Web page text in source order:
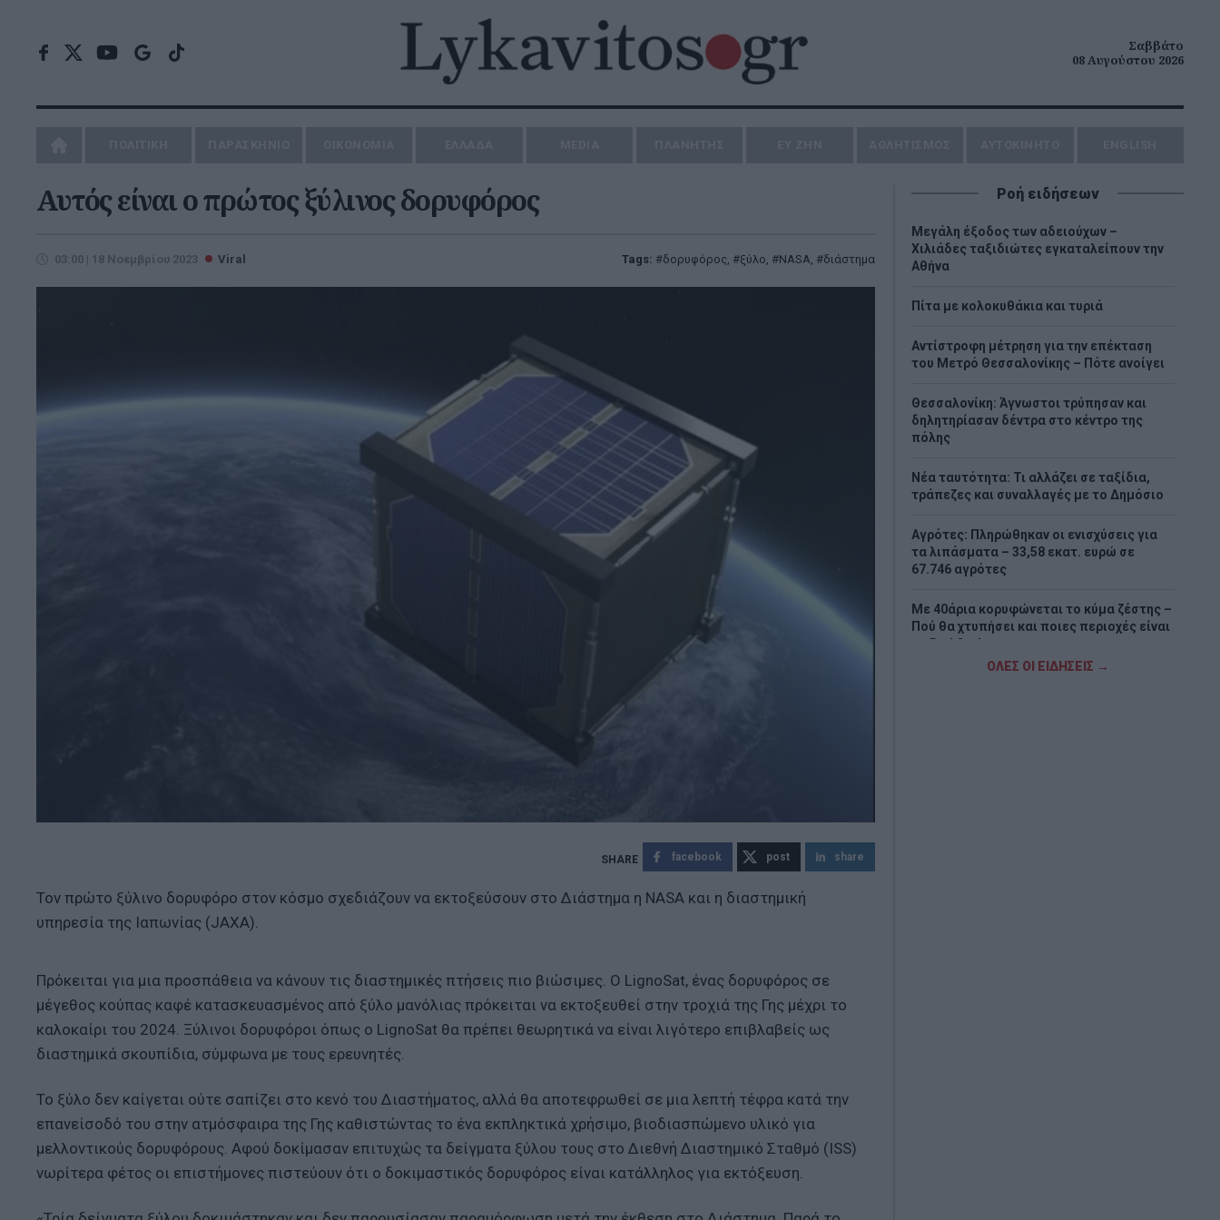
Σαββάτο
08 Αυγούστου 2026
Αυτός είναι ο πρώτος ξύλινος δορυφόρος
03:00 | 18 Νοεμβρίου 2023 Viral Tags: δορυφόρος, ξύλο, NASA, διάστημα
facebook post share
Τον πρώτο ξύλινο δορυφόρο στον κόσμο σχεδιάζουν να εκτοξεύσουν στο Διάστημα η NASA και η διαστημική
υπηρεσία της Ιαπωνίας (JAXA).
Πρόκειται για μια προσπάθεια να κάνουν τις διαστημικές πτήσεις πιο βιώσιμες. Ο LignoSat, ένας δορυφόρος σε
μέγεθος κούπας καφέ κατασκευασμένος από ξύλο μανόλιας πρόκειται να εκτοξευθεί στην τροχιά της Γης μέχρι το
καλοκαίρι του 2024. Ξύλινοι δορυφόροι όπως ο LignoSat θα πρέπει θεωρητικά να είναι λιγότερο επιβλαβείς ως
διαστημικά σκουπίδια, σύμφωνα με τους ερευνητές.
Το ξύλο δεν καίγεται ούτε σαπίζει στο κενό του Διαστήματος, αλλά θα αποτεφρωθεί σε μια λεπτή τέφρα κατά την
επανείσοδό του στην ατμόσφαιρα της Γης καθιστώντας το ένα εκπληκτικά χρήσιμο, βιοδιασπώμενο υλικό για
μελλοντικούς δορυφόρους. Αφού δοκίμασαν επιτυχώς τα δείγματα ξύλου τους στο Διεθνή Διαστημικό Σταθμό (ISS)
νωρίτερα φέτος οι επιστήμονες πιστεύουν ότι ο δοκιμαστικός δορυφόρος είναι κατάλληλος για εκτόξευση.
Ροή ειδήσεων
Μεγάλη έξοδος των αδειούχων –
Χιλιάδες ταξιδιώτες εγκαταλείπουν την
Αθήνα
Πίτα με κολοκυθάκια και τυριά
Αντίστροφη μέτρηση για την επέκταση
του Μετρό Θεσσαλονίκης – Πότε ανοίγει
Θεσσαλονίκη: Άγνωστοι τρύπησαν και
δηλητηρίασαν δέντρα στο κέντρο της
πόλης
Νέα ταυτότητα: Τι αλλάζει σε ταξίδια,
τράπεζες και συναλλαγές με το Δημόσιο
Αγρότες: Πληρώθηκαν οι ενισχύσεις για
τα λιπάσματα – 33,58 εκατ. ευρώ σε
67.746 αγρότες
Με 40άρια κορυφώνεται το κύμα ζέστης –
Πού θα χτυπήσει και ποιες περιοχές είναι
σε Red Code
ΟΛΕΣ ΟΙ ΕΙΔΗΣΕΙΣ →